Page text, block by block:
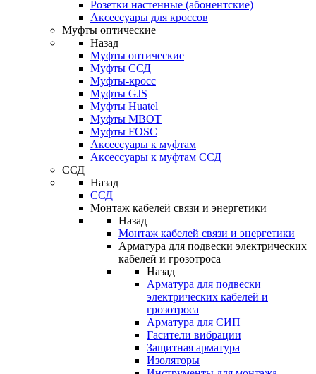
Розетки настенные (абонентские)
Аксессуары для кроссов
Муфты оптические
Назад
Муфты оптические
Муфты ССД
Муфты-кросс
Муфты GJS
Муфты Huatel
Муфты МВОТ
Муфты FOSC
Аксессуары к муфтам
Аксессуары к муфтам ССД
ССД
Назад
ССД
Монтаж кабелей связи и энергетики
Назад
Монтаж кабелей связи и энергетики
Арматура для подвески электрических
кабелей и грозотроса
Назад
Арматура для подвески
электрических кабелей и
грозотроса
Арматура для СИП
Гасители вибрации
Защитная арматура
Изоляторы